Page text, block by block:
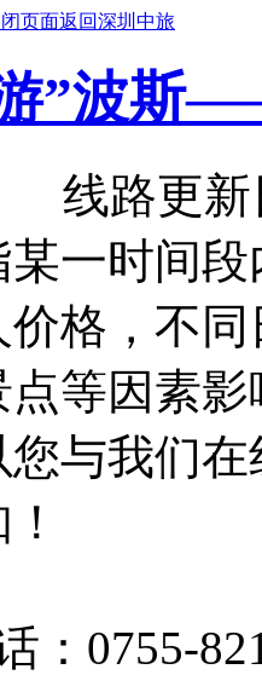
页面返回深圳中旅
”波斯
路更新
一时间
格，不
等因素
与我们
：0755-